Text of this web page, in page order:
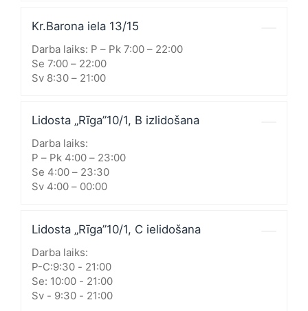
Kr.Barona iela 13/15
Darba laiks: P – Pk 7:00 – 22:00
Se 7:00 – 22:00
Sv 8:30 – 21:00
Lidosta „Rīga”10/1, B izlidošana
Darba laiks:
P – Pk 4:00 – 23:00
Se 4:00 – 23:30
Sv 4:00 – 00:00
Lidosta „Rīga”10/1, C ielidošana
Darba laiks:
P-C:9:30 - 21:00
Se: 10:00 - 21:00
Sv - 9:30 - 21:00